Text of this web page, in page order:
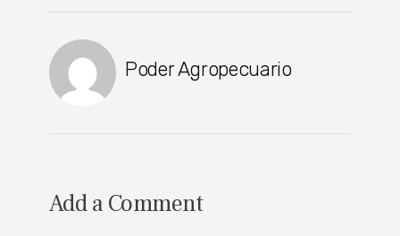
Poder Agropecuario
Add a Comment